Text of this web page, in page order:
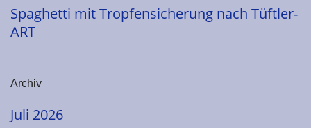
Spaghetti mit Tropfensicherung nach Tüftler-
ART
Archiv
Juli 2026